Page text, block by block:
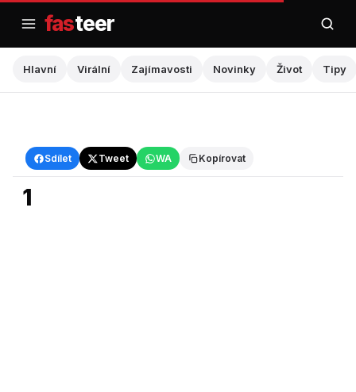
obsah
fasteer
Hlavní Virální Zajímavosti Novinky Život Tipy
Sdílet Tweet WA Kopírovat
Hlavní
1